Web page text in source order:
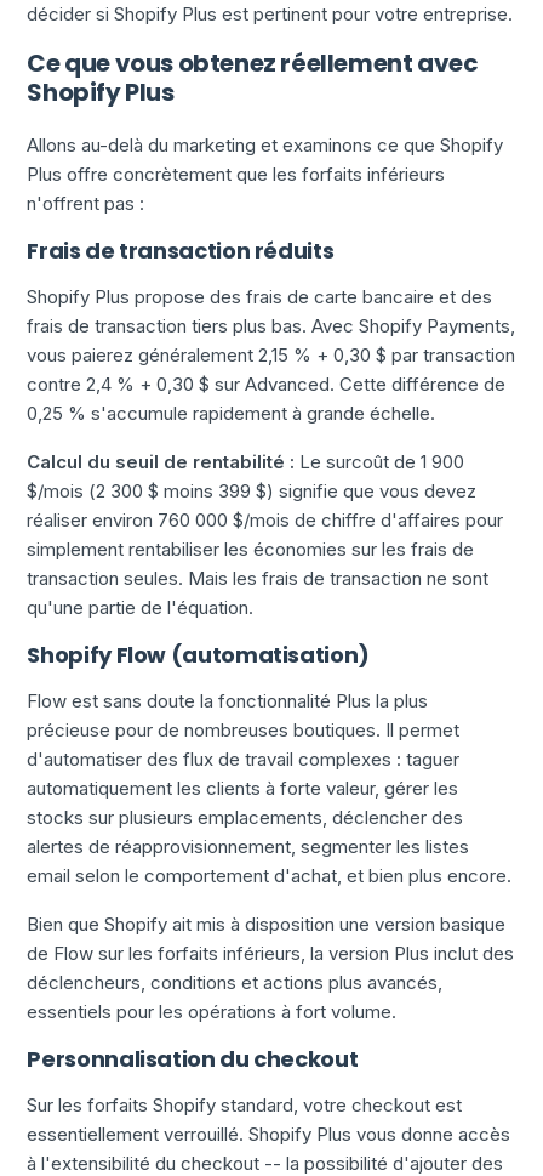
décider si Shopify Plus est pertinent pour votre entreprise.
Ce que vous obtenez réellement avec
Shopify Plus
Allons au-delà du marketing et examinons ce que Shopify
Plus offre concrètement que les forfaits inférieurs
n'offrent pas :
Frais de transaction réduits
Shopify Plus propose des frais de carte bancaire et des
frais de transaction tiers plus bas. Avec Shopify Payments,
vous paierez généralement 2,15 % + 0,30 $ par transaction
contre 2,4 % + 0,30 $ sur Advanced. Cette différence de
0,25 % s'accumule rapidement à grande échelle.
Calcul du seuil de rentabilité : Le surcoût de 1 900
$/mois (2 300 $ moins 399 $) signifie que vous devez
réaliser environ 760 000 $/mois de chiffre d'affaires pour
simplement rentabiliser les économies sur les frais de
transaction seules. Mais les frais de transaction ne sont
qu'une partie de l'équation.
Shopify Flow (automatisation)
Flow est sans doute la fonctionnalité Plus la plus
précieuse pour de nombreuses boutiques. Il permet
d'automatiser des flux de travail complexes : taguer
automatiquement les clients à forte valeur, gérer les
stocks sur plusieurs emplacements, déclencher des
alertes de réapprovisionnement, segmenter les listes
email selon le comportement d'achat, et bien plus encore.
Bien que Shopify ait mis à disposition une version basique
de Flow sur les forfaits inférieurs, la version Plus inclut des
déclencheurs, conditions et actions plus avancés,
essentiels pour les opérations à fort volume.
Personnalisation du checkout
Sur les forfaits Shopify standard, votre checkout est
essentiellement verrouillé. Shopify Plus vous donne accès
à l'extensibilité du checkout -- la possibilité d'ajouter des